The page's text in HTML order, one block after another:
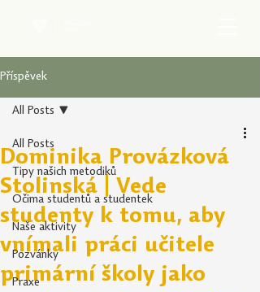
Příspěvek
All Posts
Tipy našich metodiků
Očima studentů a studentek
Naše aktivity
Pozvánky
Praxe
All Posts
Dominika Provázková
Stolinská | Vede
studenty k tomu, aby
vnímali práci učitele
primární školy jako